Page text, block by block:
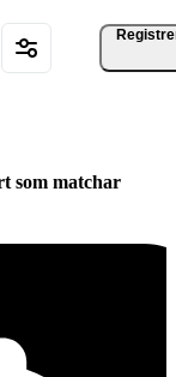
som matchar